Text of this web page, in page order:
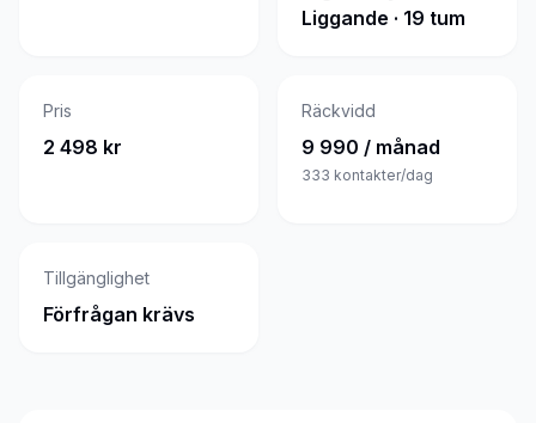
Liggande · 19 tum
Pris
2 498 kr
Räckvidd
9 990 / månad
333 kontakter/dag
Tillgänglighet
Förfrågan krävs